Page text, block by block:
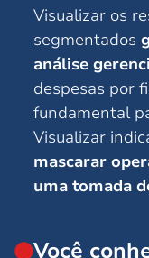
Visualizar os
segmentados
análise
despesas por
fundamental
Visualizar
mascarar
uma tomada
Você